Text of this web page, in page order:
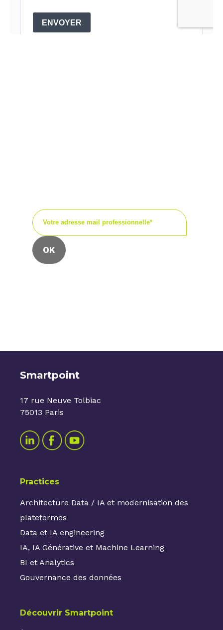
Smartpoint
17 rue Neuve Tolbiac
75013 Paris
Practices
Architecture Data / IA et modernisation des
plateformes
Data et IA engineering
IA, IA Générative et Machine Learning
BI et Analytics
Gouvernance des données
Découvrir Smartpoint